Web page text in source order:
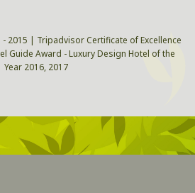
- 2015 | Tripadvisor Certificate of Excellence
Guide Award - Luxury Design Hotel of the
Year 2016, 2017